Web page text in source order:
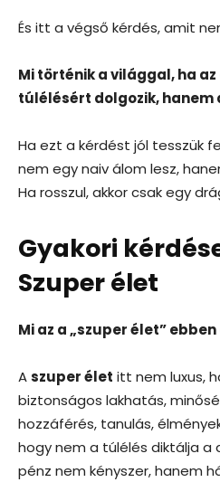
És itt a végső kérdés, amit
Mi történik a világgal, ha
túlélésért dolgozik, hanem
Ha ezt a kérdést jól tesszük
nem egy naiv álom lesz,
Ha rosszul, akkor csak egy
Gyakori
Szuper élet
Mi az a „szuper élet”
Aszuper élet itt nem luxus,
biztonságos lakhatás,
hozzáférés, tanulás,
hogy nem a túlélés diktálja a
pénz nem kényszer, hanem